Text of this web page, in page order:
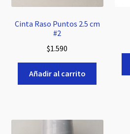
Cinta Raso Puntos 2.5 cm
#2
$1.590
Añadir al carrito